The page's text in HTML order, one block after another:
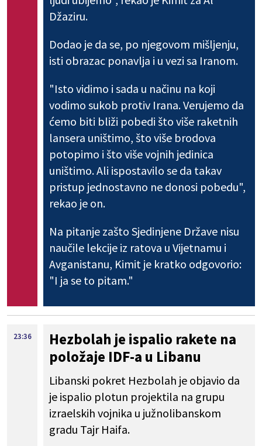
Džaziru.
Dodao je da se, po njegovom mišljenju,
isti obrazac ponavlja i u vezi sa Iranom.
"Isto vidimo i sada u načinu na koji
vodimo sukob protiv Irana. Verujemo da
ćemo biti bliži pobedi što više raketnih
lansera uništimo, što više brodova
potopimo i što više vojnih jedinica
uništimo. Ali ispostavilo se da takav
pristup jednostavno ne donosi pobedu",
rekao je on.
Na pitanje zašto Sjedinjene Države nisu
naučile lekcije iz ratova u Vijetnamu i
Avganistanu, Kimit je kratko odgovorio:
"I ja se to pitam."
23:36
Hezbolah je ispalio rakete na
položaje IDF-a u Libanu
Libanski pokret Hezbolah je objavio da
je ispalio plotun projektila na grupu
izraelskih vojnika u južnolibanskom
gradu Tajr Haifa.